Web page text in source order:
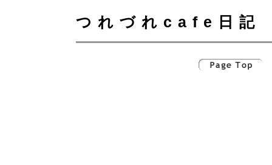
つれづれcafe日記